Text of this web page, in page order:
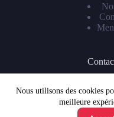
Nous utilisons des cookies
meilleure
Mail :